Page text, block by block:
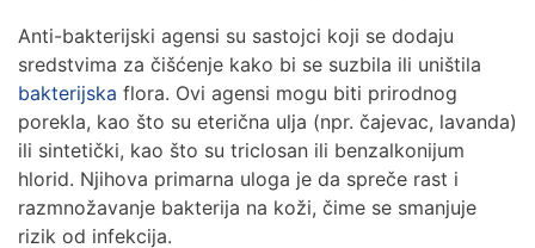
Anti-bakterijski agensi su sastojci koji se dodaju
sredstvima za čišćenje kako bi se suzbila ili uništila
bakterijska flora. Ovi agensi mogu biti prirodnog
porekla, kao što su eterična ulja (npr. čajevac, lavanda)
ili sintetički, kao što su triclosan ili benzalkonijum
hlorid. Njihova primarna uloga je da spreče rast i
razmnožavanje bakterija na koži, čime se smanjuje
rizik od infekcija.